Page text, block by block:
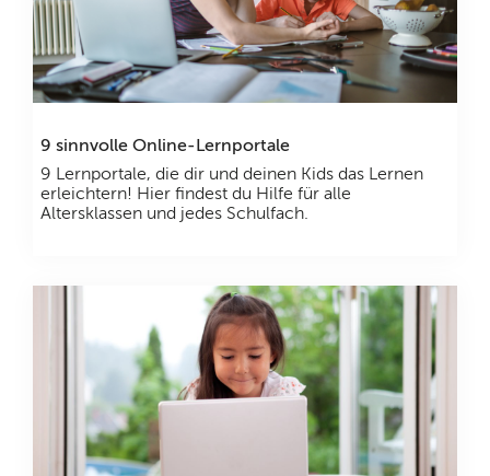
9 sinnvolle Online-Lernportale
9 Lernportale, die dir und deinen Kids das Lernen
erleichtern! Hier findest du Hilfe für alle
Altersklassen und jedes Schulfach.